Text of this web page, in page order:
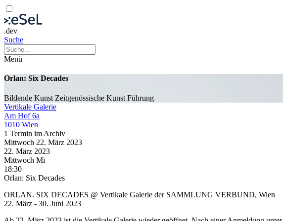
.dev
Suche
Menü
Orlan: Six Decades
Bildende Kunst Zeitgenössische Kunst Führung
Vertikale Galerie
Am Hof 6a
1010 Wien
1 Termin im Archiv
Mittwoch 22. März 2023
22. März 2023
Mittwoch Mi
18:30
Orlan: Six Decades
ORLAN. SIX DECADES @ Vertikale Galerie der SAMMLUNG VERBUND, Wien
22. März - 30. Juni 2023